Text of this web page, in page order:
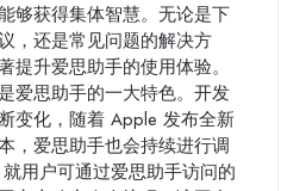
够获得集体智慧。无论是下
，还是常见问题的解决方
提升爱思助手的使用体验。
爱思助手的一大特色。开发
变化，随着 Apple 发布全新
，爱思助手也会持续进行调
用户可通过爱思助手访问的